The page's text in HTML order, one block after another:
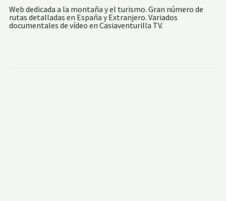
Web dedicada a la montaña y el turismo. Gran número de
rutas detalladas en España y Extranjero. Variados
documentales de vídeo en Casiaventurilla TV.